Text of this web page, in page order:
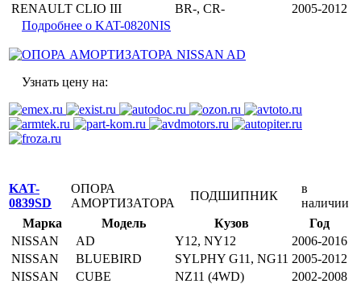
RENAULT CLIO III BR-, CR-
2005-2012
Подробнее о KAT-0820NIS
Узнать цену на:
KAT-
0839SD
ОПОРА
АМОРТИЗАТОРА
ПОДШИПНИК
в
наличии
Марка
Модель Кузов
Год
NISSAN
AD Y12, NY12
2006-2016
NISSAN
BLUEBIRD SYLPHY G11, NG11 2005-2012
NISSAN
CUBE NZ11 (4WD)
2002-2008